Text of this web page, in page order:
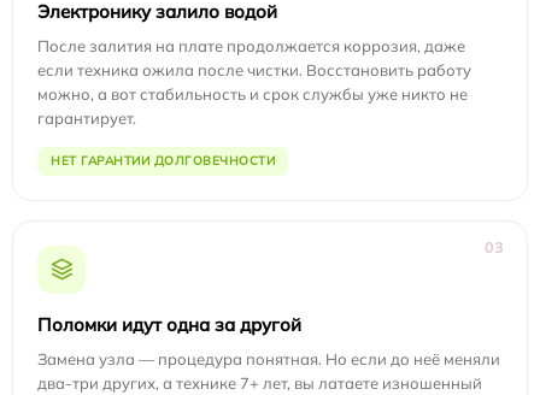
Электронику залило водой
После залития на плате продолжается коррозия, даже
если техника ожила после чистки. Восстановить работу
можно, а вот стабильность и срок службы уже никто не
гарантирует.
НЕТ ГАРАНТИИ ДОЛГОВЕЧНОСТИ
03
Поломки идут одна за другой
Замена узла — процедура понятная. Но если до неё меняли
два-три других, а технике 7+ лет, вы латаете изношенный